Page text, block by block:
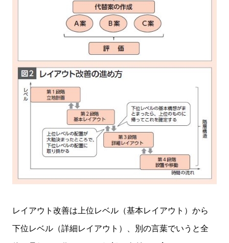
レイアウト改善は上位レベル（基本レイアウト）から
下位レベル（詳細レイアウト）、別の言葉でいうと全